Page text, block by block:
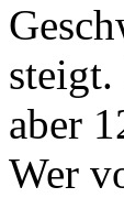
aber
Wer